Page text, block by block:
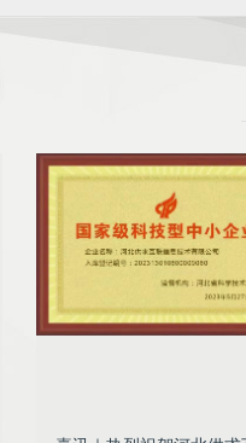
河北供求互联信息技术有限公司获省级科
技型中小企业认定
河北供求互联信息技术有限公司，作为
康灵集团旗下的子公司，近日被认定
为“省级科技型中小企业”，这是对公司
在科技创新和发展方面的认可和肯定。